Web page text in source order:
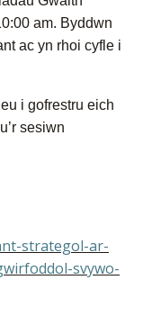
am. Byddwn
ac yn rhoi cyfle i
i gofrestru eich
sesiwn
strategol-ar-
svywo-